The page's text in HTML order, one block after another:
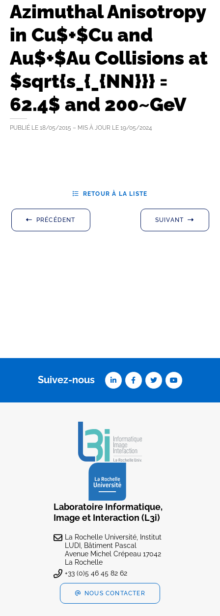
Azimuthal Anisotropy
in Cu$+$Cu and
Au$+$Au Collisions at
$sqrt{s_{_{NN}}} =
62.4$ and 200~GeV
PUBLIÉ LE 18/05/2015 – MIS À JOUR LE 19/05/2024
PRÉCÉDENT
RETOUR À LA LISTE
SUIVANT
Suivez-nous
Laboratoire Informatique,
Image et Interaction (L3i)
La Rochelle Université, Institut
LUDI, Bâtiment Pascal
Avenue Michel Crépeau 17042
La Rochelle
+33 (0)5 46 45 82 62
NOUS CONTACTER